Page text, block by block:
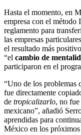
Hasta el momento, en
empresa con el método
reglamento para
las empresas
el resultado más
“el cambio de
participaron en el
“Uno de los problemas
fue directamente
de tropicalizarlo, no fue
mexicano”, añadió
aprendidas para
México en los